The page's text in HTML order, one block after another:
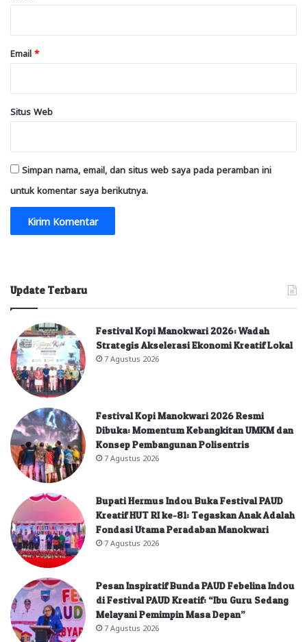
Email *
Situs Web
Simpan nama, email, dan situs web saya pada peramban ini
untuk komentar saya berikutnya.
Update Terbaru
Festival Kopi Manokwari 2026: Wadah
Strategis Akselerasi Ekonomi Kreatif Lokal
7 Agustus 2026
Festival Kopi Manokwari 2026 Resmi
Dibuka: Momentum Kebangkitan UMKM dan
Konsep Pembangunan Polisentris
7 Agustus 2026
Bupati Hermus Indou Buka Festival PAUD
Kreatif HUT RI ke-81: Tegaskan Anak Adalah
Fondasi Utama Peradaban Manokwari
7 Agustus 2026
Pesan Inspiratif Bunda PAUD Febelina Indou
di Festival PAUD Kreatif: “Ibu Guru Sedang
Melayani Pemimpin Masa Depan”
7 Agustus 2026